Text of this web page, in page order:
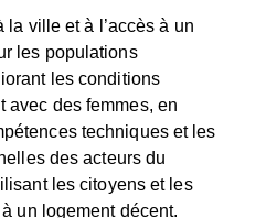
la ville et à l’accès à un
les populations
les conditions
avec des femmes, en
techniques et les
des acteurs du
les citoyens et les
un logement décent.